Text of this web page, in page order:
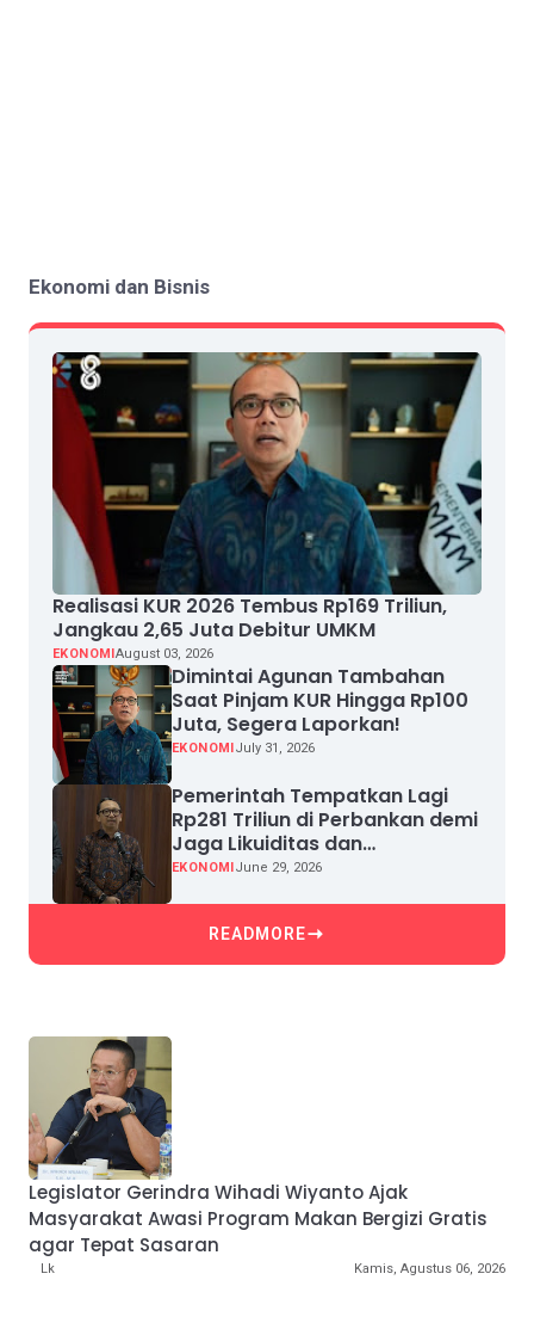
Ekonomi dan Bisnis
Realisasi KUR 2026 Tembus Rp169 Triliun,
Jangkau 2,65 Juta Debitur UMKM
EKONOMIAugust 03, 2026
Dimintai Agunan Tambahan
Saat Pinjam KUR Hingga Rp100
Juta, Segera Laporkan!
EKONOMIJuly 31, 2026
Pemerintah Tempatkan Lagi
Rp281 Triliun di Perbankan demi
Jaga Likuiditas dan
Pertumbuhan Kredit
EKONOMIJune 29, 2026
READMORE
Legislator Gerindra Wihadi Wiyanto Ajak
Masyarakat Awasi Program Makan Bergizi Gratis
agar Tepat Sasaran
Lk Kamis, Agustus 06, 2026